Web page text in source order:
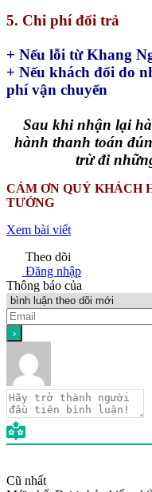
5. Chi phí đổi trả
+ Nếu lỗi từ Khang
+ Nếu khách đổi do
phí vận chuyển
Sau khi nhận lại
hành thanh toán
trừ đi
CẢM ƠN QUÝ KHÁCH
TƯỞNG
Xem bài viết
Theo dõi
Đăng nhập
Thông báo của
Cũ nhất